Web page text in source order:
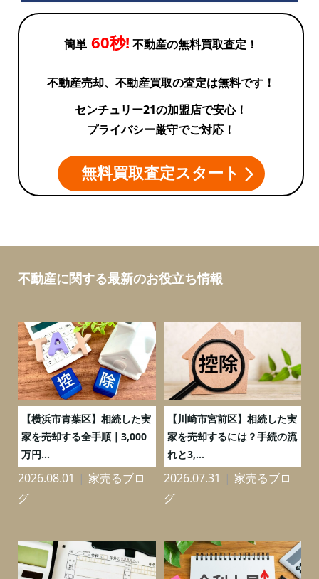
簡単 60秒! 不動産の無料買取査定！
不動産売却、不動産買取の査定は無料です！
センチュリー21の加盟店で安心！
プライバシー厳守でご対応！
無料買取査定スタート
不動産に関する最新のお役立ち情報
【横浜市青葉区】相続した実
家を売却する全手順｜3,000
万円...
2026.08.01
家売るブロ
グ
【川崎市宮前区】相続した実
家を売却するには？手続の流
れと3,...
2026.07.31
家売るブロ
グ